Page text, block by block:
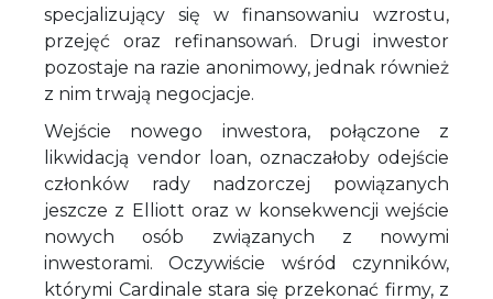
specjalizujący się w finansowaniu wzrostu,
przejęć oraz refinansowań. Drugi inwestor
pozostaje na razie anonimowy, jednak również
z nim trwają negocjacje.
Wejście nowego inwestora, połączone z
likwidacją vendor loan, oznaczałoby odejście
członków rady nadzorczej powiązanych
jeszcze z Elliott oraz w konsekwencji wejście
nowych osób związanych z nowymi
inwestorami. Oczywiście wśród czynników,
którymi Cardinale stara się przekonać firmy, z